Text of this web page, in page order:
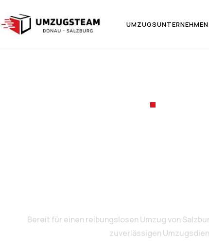
Bereit für einen reibungslosen Umzug von
zuverlässigen